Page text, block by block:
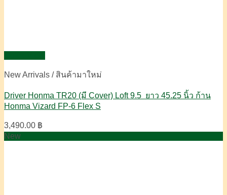
New Arrivals / สินค้ามาใหม่
Driver Honma TR20 (มี Cover) Loft 9.5 ยาว 45.25 นิ้ว ก้าน
Honma Vizard FP-6 Flex S
3,490.00 ฿
New